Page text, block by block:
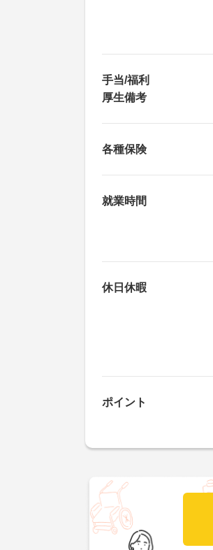
手当/福利
厚生備考
各種保険
就業時間
休日休暇
ポイント